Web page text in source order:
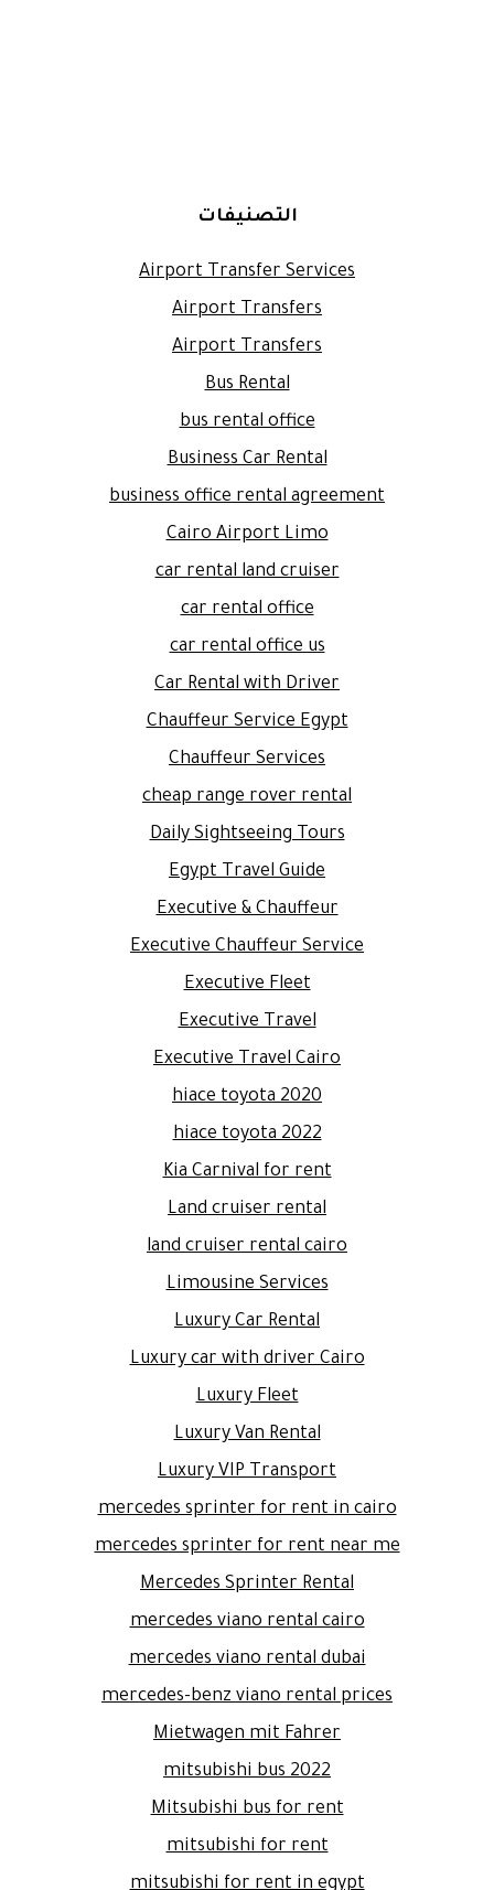
التصنيفات
Airport Transfer Services
Airport Transfers
Airport Transfers
Bus Rental
bus rental office
Business Car Rental
business office rental agreement
Cairo Airport Limo
car rental land cruiser
car rental office
car rental office us
Car Rental with Driver
Chauffeur Service Egypt
Chauffeur Services
cheap range rover rental
Daily Sightseeing Tours
Egypt Travel Guide
Executive & Chauffeur
Executive Chauffeur Service
Executive Fleet
Executive Travel
Executive Travel Cairo
hiace toyota 2020
hiace toyota 2022
Kia Carnival for rent
Land cruiser rental
land cruiser rental cairo
Limousine Services
Luxury Car Rental
Luxury car with driver Cairo
Luxury Fleet
Luxury Van Rental
Luxury VIP Transport
mercedes sprinter for rent in cairo
mercedes sprinter for rent near me
Mercedes Sprinter Rental
mercedes viano rental cairo
mercedes viano rental dubai
mercedes-benz viano rental prices
Mietwagen mit Fahrer
mitsubishi bus 2022
Mitsubishi bus for rent
mitsubishi for rent
mitsubishi for rent in egypt